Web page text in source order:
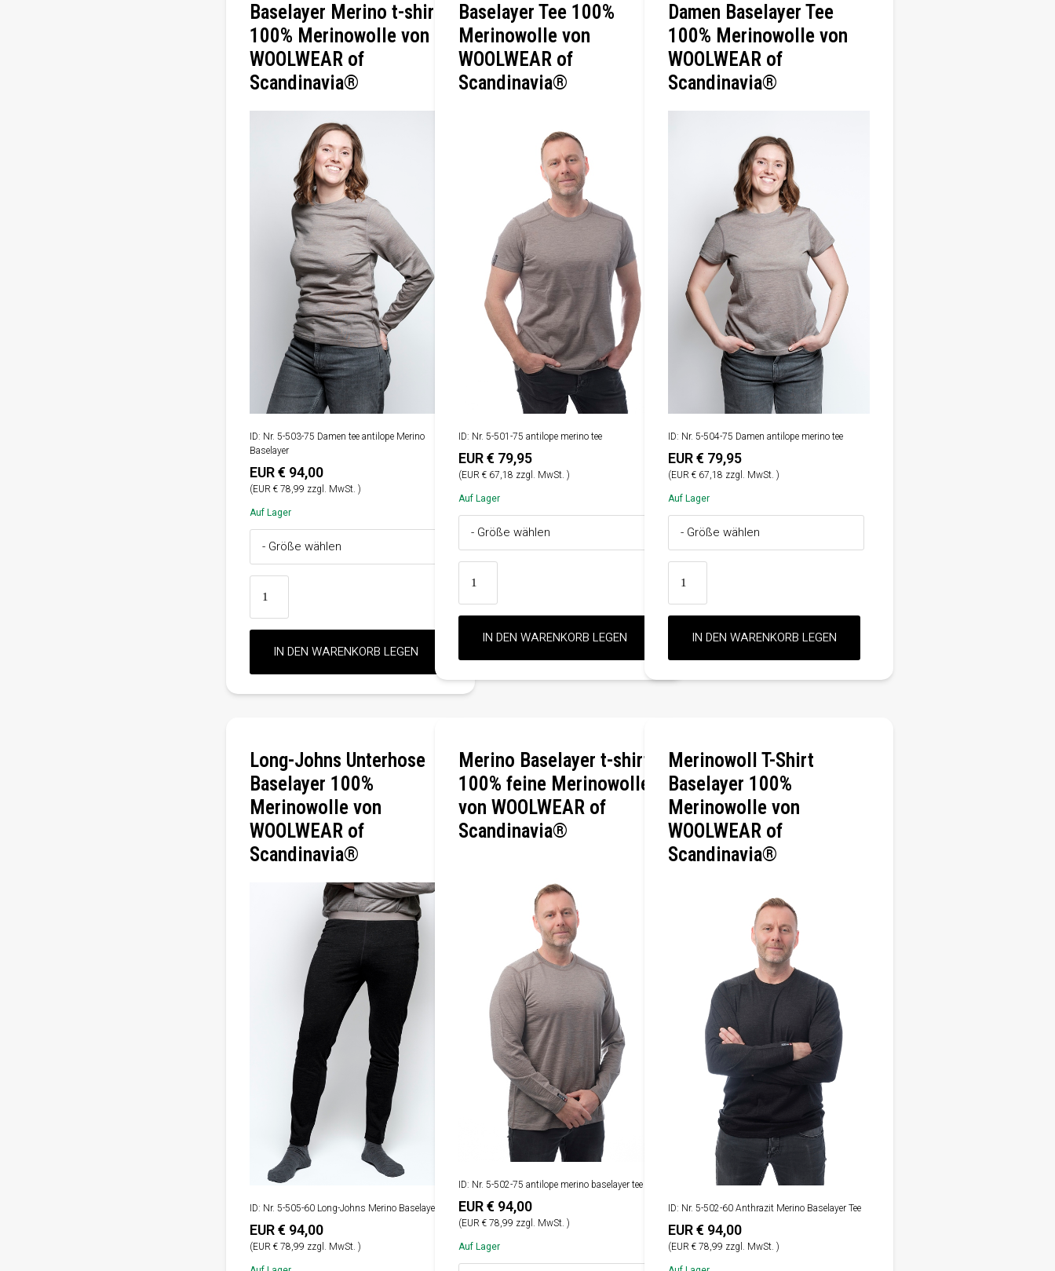
Baselayer Merino t-shirt
100% Merinowolle von
WOOLWEAR of
Scandinavia®
ID: Nr. 5-503-75 Damen tee antilope Merino
Baselayer
EUR € 94,00
(EUR € 78,99 zzgl. MwSt. )
Auf Lager
Baselayer Tee 100%
Merinowolle von
WOOLWEAR of
Scandinavia®
ID: Nr. 5-501-75 antilope merino tee
EUR € 79,95
(EUR € 67,18 zzgl. MwSt. )
Auf Lager
Damen Baselayer Tee
100% Merinowolle von
WOOLWEAR of
Scandinavia®
ID: Nr. 5-504-75 Damen antilope merino tee
EUR € 79,95
(EUR € 67,18 zzgl. MwSt. )
Auf Lager
Long-Johns Unterhose
Baselayer 100%
Merinowolle von
WOOLWEAR of
Scandinavia®
ID: Nr. 5-505-60 Long-Johns Merino Baselayer
EUR € 94,00
(EUR € 78,99 zzgl. MwSt. )
Merino Baselayer t-shirt
100% feine Merinowolle
von WOOLWEAR of
Scandinavia®
ID: Nr. 5-502-75 antilope merino baselayer tee
EUR € 94,00
(EUR € 78,99 zzgl. MwSt. )
Auf Lager
Merinowoll T-Shirt
Baselayer 100%
Merinowolle von
WOOLWEAR of
Scandinavia®
ID: Nr. 5-502-60 Anthrazit Merino Baselayer Tee
EUR € 94,00
(EUR € 78,99 zzgl. MwSt. )